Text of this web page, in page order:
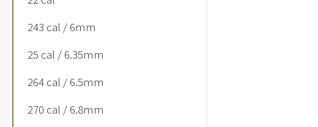
243 cal / 6mm
25 cal / 6.35mm
264 cal / 6.5mm
270 cal / 6.8mm